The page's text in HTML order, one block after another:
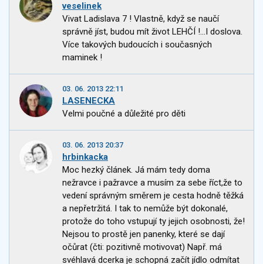
veselinek
Vivat Ladislava 7 ! Vlastně, když se naučí
správně jíst, budou mít život LEHČÍ !...I doslova.
Více takových budoucích i současných
maminek !
03. 06. 2013 22:11
LASENECKA
Velmi poučné a důležité pro děti
03. 06. 2013 20:37
hrbinkacka
Moc hezký článek. Já mám tedy doma
nežravce i pažravce a musím za sebe říct,že to
vedení správným směrem je cesta hodně těžká
a nepřetržitá. I tak to nemůže být dokonalé,
protože do toho vstupují ty jejich osobnosti, že!
Nejsou to prostě jen panenky, které se dají
očůrat (čti: pozitivně motivovat) Např. má
svéhlavá dcerka je schopná začít jídlo odmítat